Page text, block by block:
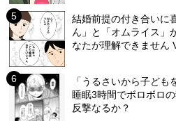
結婚前提の付き合いに
ん」と「オムライス」
なたが理解できません
「うるさいから子ど
睡眠3時間でボロボロ
反撃なるか？